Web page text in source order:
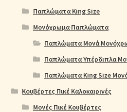
Παπλώματα King Size
Μονόχρωμα Παπλώματα
Παπλώματα Μονά
Παπλώματα Υπέρδιπλα
Παπλώματα King Size
Κουβέρτες Πικέ Καλοκαιρινές
Μονές Πικέ Κουβέρτες